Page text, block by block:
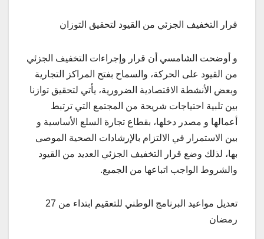
قرار التخفيف الجزئي من القيود لتحقيق التوزان
و أوضحت الشامسي أن قرار وإجراءات التخفيف الجزئي
من القيود على الحركة، والسماح بفتح المراكز التجارية
وبعض الأنشطة الاقتصادية الضرورية، يأتي لتحقيق توازنا
بين تلبية احتياجات شريحة من المجتمع التي ترتبط
أعمالها و مصدر دخلها، بقطاع تجارة السلع الأساسية و
بين الاستمرار في الالتزام بالإرشادات الصحية الموصى
بها، لذلك وضع قرار التخفيف الجزئي العديد من القيود
والشروط الواجب اتباعها من الجميع.
تعديل مواعيد البرنامج الوطني للتعقيم ابتداء من 27
رمضان